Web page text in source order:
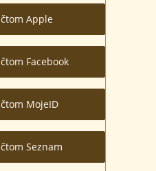
Apple
Facebook
MojeID
Seznam